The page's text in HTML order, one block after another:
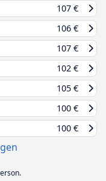
107 €
106 €
107 €
102 €
105 €
100 €
100 €